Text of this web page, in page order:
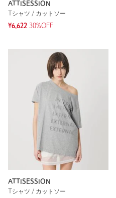
ATTISESSION
Tシャツ / カットソー
¥6,622 30%OFF
ATTISESSION
Tシャツ / カットソー